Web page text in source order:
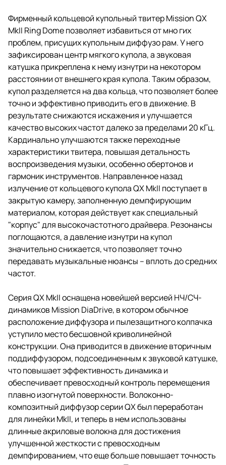
Фирменный кольцевой купольный твитер Mission QX
MkII Ring Dome позволяет избавиться от мно гих
проблем, присущих купольным диффузо рам. У него
зафиксирован центр мягкого купола, а звуковая
катушка прикреплена к нему изнутри на некотором
расстоянии от внешнего края купола. Таким образом,
купол разделяется на два кольца, что позволяет более
точно и эффективно приводить его в движение. В
результате снижаются искажения и улучшается
качество высоких частот далеко за пределами 20 кГц.
Кардинально улучшаются также переходные
характеристики твитера, повышая детальность
воспроизведения музыки, особенно обертонов и
гармоник инструментов. Направленное назад
излучение от кольцевого купола QX MkII поступает в
закрытую камеру, заполненную демпфирующим
материалом, которая действует как специальный
"корпус" для высокочастотного драйвера. Резонансы
поглощаются, а давление изнутри на купол
значительно снижается, что позволяет точно
передавать музыкальные нюансы – вплоть до средних
частот.
Серия QX MkII оснащена новейшей версией НЧ/СЧ-
динамиков Mission DiaDrive, в котором обычное
расположение диффузора и пылезащитного колпачка
уступило место бесшовной криволинейной
конструкции. Она приводится в движение вторичным
поддиффузором, подсоединенным к звуковой катушке,
что повышает эффективность динамика и
обеспечивает превосходный контроль перемещения
плавно изогнутой поверхности. Волоконно-
композитный диффузор серии QX был переработан
для линейки MkII, и теперь в нем использованы
длинные акриловые волокна для достижения
улучшенной жесткости с превосходным
демпфированием, что еще больше повышает точность